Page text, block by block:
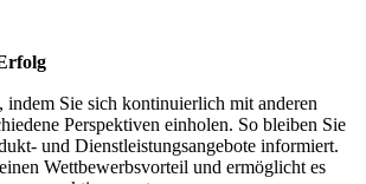
, indem Sie sich kontinuierlich mit anderen
Perspektiven einholen. So bleiben Sie
und Dienstleistungsangebote informiert.
Wettbewerbsvorteil und ermöglicht es